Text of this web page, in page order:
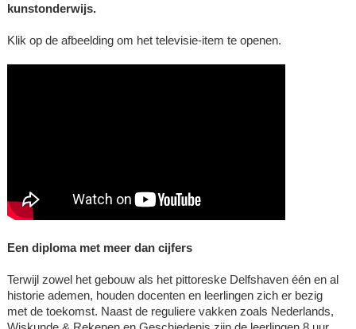
kunstonderwijs.
Klik op de afbeelding om het televisie-item te openen.
Een diploma met meer dan cijfers
Terwijl zowel het gebouw als het pittoreske Delfshaven één en al
historie ademen, houden docenten en leerlingen zich er bezig
met de toekomst. Naast de reguliere vakken zoals Nederlands,